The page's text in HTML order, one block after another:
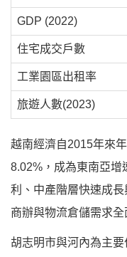
GDP (2022)
住宅成交戶數
工業園區出租率
旅遊人數(2023)
越南經濟自2015年來
8.02%，成為東南亞增
利、中產階層快速成
商辦與物流倉儲需求全
胡志明市與河內為主